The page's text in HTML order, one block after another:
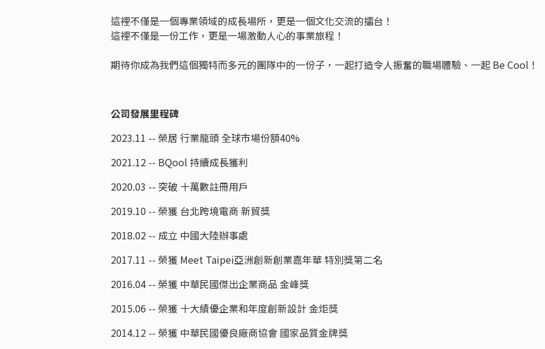
這裡不僅是一個專業領域的成長場所，更是一個文化交流的擂台！
這裡不僅是一份工作，更是一場激動人心的事業旅程！
期待你成為我們這個獨特而多元的團隊中的一份子，一起打造令人振奮的職場體驗、一起 Be Cool！
公司發展里程碑
2023.11 -- 榮居 行業龍頭 全球市場份額40%
2021.12 -- BQool 持續成長獲利
2020.03 -- 突破 十萬數註冊用戶
2019.10 -- 榮獲 台北跨境電商 新貿獎
2018.02 -- 成立 中國大陸辦事處
2017.11 -- 榮獲 Meet Taipei亞洲創新創業嘉年華 特別獎第二名
2016.04 -- 榮獲 中華民國傑出企業商品 金峰獎
2015.06 -- 榮獲 十大績優企業和年度創新設計 金炬獎
2014.12 -- 榮獲 中華民國優良廠商協會 國家品質金牌獎